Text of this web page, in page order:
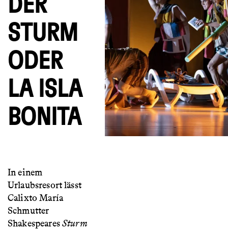
DER
STURM
ODER
LA ISLA
BONITA
In einem
Urlaubsresort lässt
Calixto María
Schmutter
ShakespearesSturm